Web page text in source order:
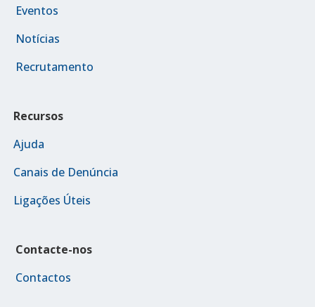
Eventos
Notícias
Recrutamento
Recursos
Ajuda
Canais de Denúncia
Ligações Úteis
Contacte-nos
Contactos